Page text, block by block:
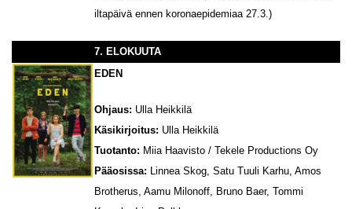
iltapäivä ennen koronaepidemiaa 27.3.)
7. ELOKUUTA
EDEN
Ohjaus: Ulla Heikkilä
Käsikirjoitus: Ulla Heikkilä
Tuotanto: Miia Haavisto / Tekele Productions Oy
Pääosissa: Linnea Skog, Satu Tuuli Karhu, Amos
Brotherus, Aamu Milonoff, Bruno Baer, Tommi